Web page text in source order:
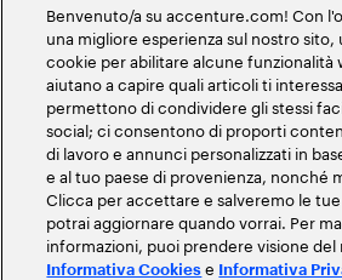
Benvenuto/a su accenture.com! Con
una migliore esperienza sul nostro sito,
cookie per abilitare alcune funzionalità
aiutano a capire quali articoli ti
permettono di condividere gli stessi
social; ci consentono di proporti
di lavoro e annunci personalizzati in
e al tuo paese di provenienza, nonché
Clicca per accettare e salveremo le
potrai aggiornare quando vorrai. Per
informazioni, puoi prendere visione del
Informativa Cookies e Informativa